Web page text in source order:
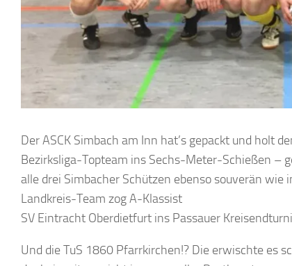
Der ASCK Simbach am Inn hat’s gepackt und holt
Bezirksliga-Topteam ins Sechs-Meter-Schießen –
alle drei Simbacher Schützen ebenso souverän wie
Landkreis-Team zog A-Klassist
SV Eintracht Oberdietfurt ins Passauer
Und die TuS 1860 Pfarrkirchen!? Die erwischte es